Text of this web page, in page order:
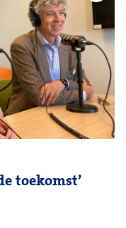
toekomst’